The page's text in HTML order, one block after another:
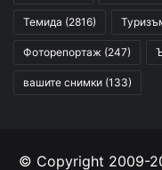
Темида (2816)
Фоторепортаж (247)
вашите снимки (133)
© Copyright 2009-